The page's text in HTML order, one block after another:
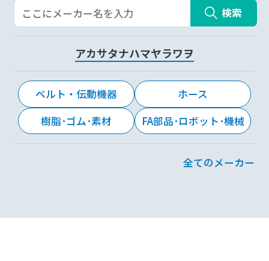
検索
アカサタナハマヤラワヲ
ベルト・伝動機器
ホース
樹脂･ゴム･素材
FA部品･ロボット･機械
全てのメーカー